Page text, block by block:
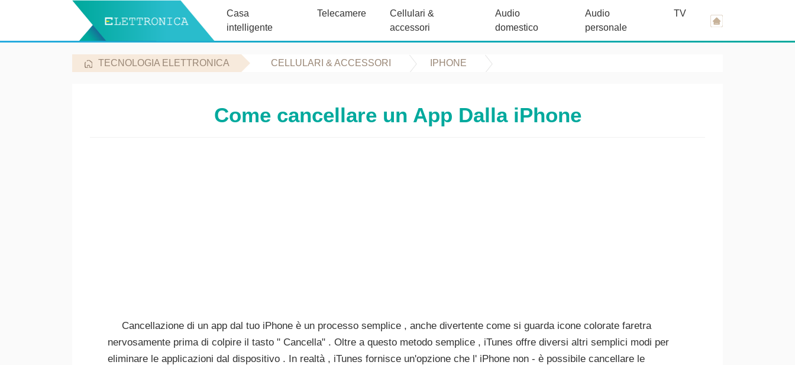
Casa
intelligente
Telecamere
Cellulari &
accessori
Audio
domestico
Audio
personale
TV
TECNOLOGIA ELETTRONICA CELLULARI & ACCESSORI IPHONE
Come cancellare un App Dalla iPhone
Cancellazione di un app dal tuo iPhone è un processo semplice , anche divertente come si guarda icone colorate faretra
nervosamente prima di colpire il tasto " Cancella" . Oltre a questo metodo semplice , iTunes offre diversi altri semplici modi per
eliminare le applicazioni dal dispositivo . In realtà , iTunes fornisce un'opzione che l' iPhone non - è possibile cancellare le